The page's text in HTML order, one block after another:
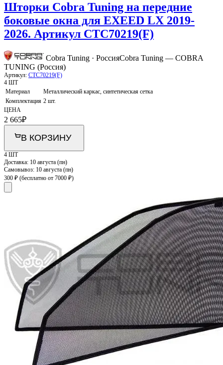
Шторки Cobra Tuning на передние
боковые окна для EXEED LX 2019-
2026. Артикул CTC70219(F)
Cobra Tuning · РоссияCobra Tuning — COBRA
TUNING (Россия)
Артикул: CTC70219(F)
4 ШТ
Материал
Металлический каркас, синтетическая сетка
Комплектация 2 шт.
ЦЕНА
2 665₽
В КОРЗИНУ
4 ШТ
Доставка: 10 августа (пн)
Самовывоз: 10 августа (пн)
300 ₽ (бесплатно от 7000 ₽)